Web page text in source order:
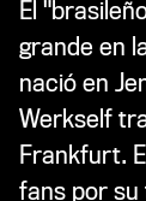
El
grande en
nació en
Werkself
Frankfurt.
fans por su